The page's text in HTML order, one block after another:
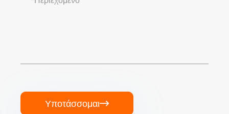
Υποτάσσομαι